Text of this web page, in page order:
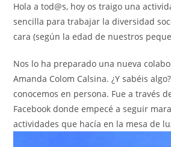
entrada:
Hola a tod@s, hoy os traigo una
sencilla para trabajar la diversidad
cara (según la edad de nuestros
Nos lo ha preparado una nueva
Amanda Colom Calsina. ¿Y sabéis
conocemos en persona. Fue a través
Facebook donde empecé a seguir
actividades que hacía en la mesa de